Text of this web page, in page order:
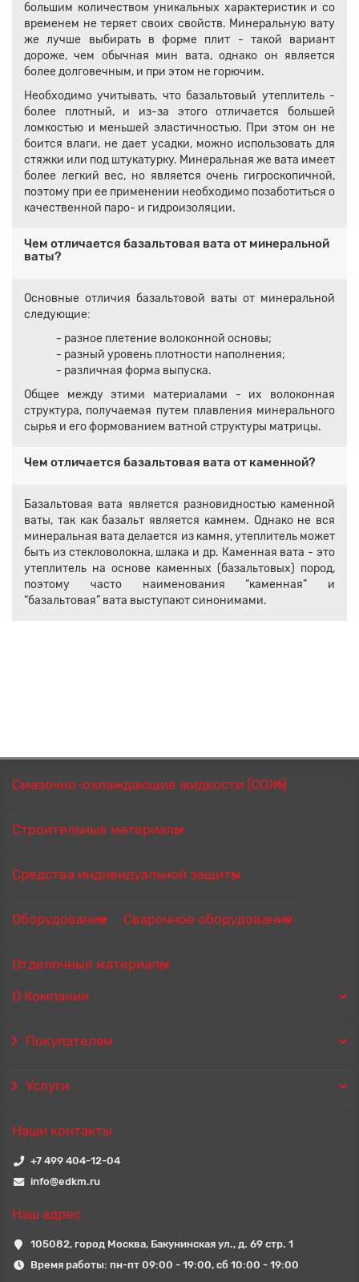
большим количеством уникальных характеристик и со
временем не теряет своих свойств. Минеральную вату
же лучше выбирать в форме плит - такой вариант
дороже, чем обычная мин вата, однако он является
более долговечным, и при этом не горючим.
Необходимо учитывать, что базальтовый утеплитель -
более плотный, и из-за этого отличается большей
ломкостью и меньшей эластичностью. При этом он не
боится влаги, не дает усадки, можно использовать для
стяжки или под штукатурку. Минеральная же вата имеет
более легкий вес, но является очень гигроскопичной,
поэтому при ее применении необходимо позаботиться о
качественной паро- и гидроизоляции.
Чем отличается базальтовая вата от минеральной
ваты?
Основные отличия базальтовой ваты от минеральной
следующие:
- разное плетение волоконной основы;
- разный уровень плотности наполнения;
- различная форма выпуска.
Общее между этими материалами - их волоконная
структура, получаемая путем плавления минерального
сырья и его формованием ватной структуры матрицы.
Чем отличается базальтовая вата от каменной?
Базальтовая вата является разновидностью каменной
ваты, так как базальт является камнем. Однако не вся
минеральная вата делается из камня, утеплитель может
быть из стекловолокна, шлака и др. Каменная вата - это
утеплитель на основе каменных (базальтовых) пород,
поэтому часто наименования “каменная” и
“базальтовая” вата выступают синонимами.
Смазочно-охлаждающие жидкости (СОЖ)
Строительные материалы
Средства индивидуальной защиты
Оборудование Сварочное оборудование
Отделочные материалы
О Компании
Покупателям
Услуги
Наши контакты
+7 499 404-12-04
info@edkm.ru
Наш адрес
105082, город Москва, Бакунинская ул., д. 69 стр. 1
Время работы: пн-пт 09:00 - 19:00, сб 10:00 - 19:00